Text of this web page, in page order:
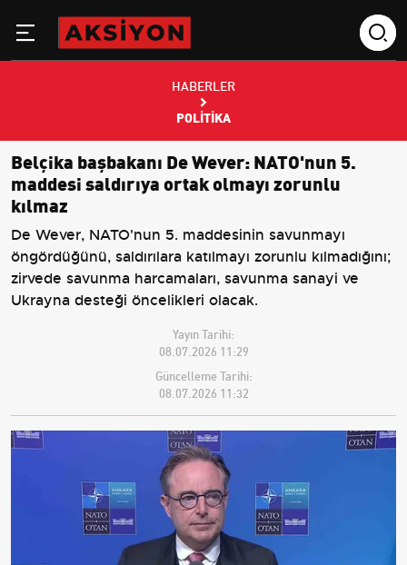
HABERLER
POLITIKA
Belçika başbakanı De Wever: NATO'nun 5.
maddesi saldırıya ortak olmayı zorunlu
kılmaz
De Wever, NATO'nun 5. maddesinin savunmayı
öngördüğünü, saldırılara katılmayı zorunlu kılmadığını;
zirvede savunma harcamaları, savunma sanayi ve
Ukrayna desteği öncelikleri olacak.
Yayın Tarihi:
08.07.2026 11:29
Güncelleme Tarihi:
08.07.2026 11:32